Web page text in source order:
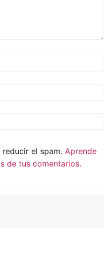
el spam. Aprende
de tus comentarios.